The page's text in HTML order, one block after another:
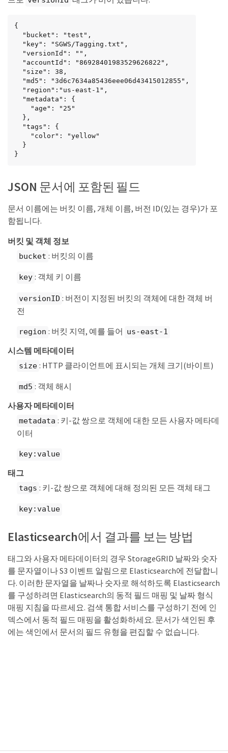
{
}
JSON 문서에 포함된 필드
문서 이름에는 버킷 이름, 개체 이름, 버전 ID(있는 경우)가 포
함됩니다.
버킷 및 객체 정보
bucket : 버킷의 이름
key : 객체 키 이름
versionID : 버전이 지정된 버킷의 객체에 대한 객체 버
전
region : 버킷 지역, 예를 들어 us-east-1
시스템 메타데이터
size : HTTP 클라이언트에 표시되는 개체 크기(바이트)
md5 : 객체 해시
사용자 메타데이터
metadata : 키-값 쌍으로 객체에 대한 모든 사용자 메타데
이터
key:value
태그
tags : 키-값 쌍으로 객체에 대해 정의된 모든 객체 태그
key:value
Elasticsearch에서 결과를 보는 방법
태그와 사용자 메타데이터의 경우 StorageGRID 날짜와 숫자
를 문자열이나 S3 이벤트 알림으로 Elasticsearch에 전달합니
다. 이러한 문자열을 날짜나 숫자로 해석하도록 Elasticsearch
를 구성하려면 Elasticsearch의 동적 필드 매핑 및 날짜 형식
매핑 지침을 따르세요. 검색 통합 서비스를 구성하기 전에 인
덱스에서 동적 필드 매핑을 활성화하세요. 문서가 색인된 후
에는 색인에서 문서의 필드 유형을 편집할 수 없습니다.